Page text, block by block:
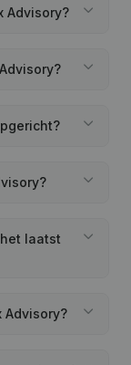
Advisory?
laatst
Advisory?